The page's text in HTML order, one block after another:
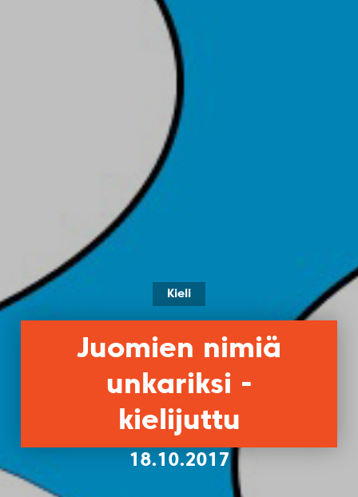
Kieli
Juomien nimiä
unkariksi -
kielijuttu
18.10.2017